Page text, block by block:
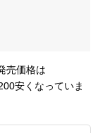
売価格は
安くなっていま